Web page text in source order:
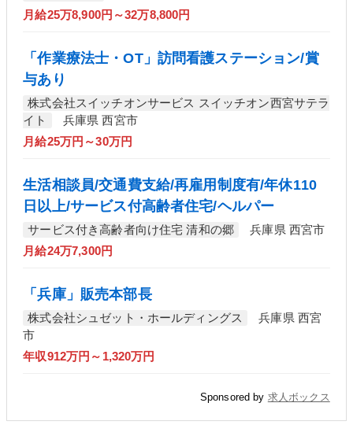
月給25万8,900円～32万8,800円
「作業療法士・OT」訪問看護ステーション/賞
与あり
株式会社スイッチオンサービス スイッチオン西宮サテラ
イト
兵庫県 西宮市
月給25万円～30万円
生活相談員/交通費支給/再雇用制度有/年休110
日以上/サービス付高齢者住宅/ヘルパー
サービス付き高齢者向け住宅 清和の郷
兵庫県 西宮市
月給24万7,300円
「兵庫」販売本部長
株式会社シュゼット・ホールディングス
兵庫県 西宮
市
年収912万円～1,320万円
Sponsored by 求人ボックス